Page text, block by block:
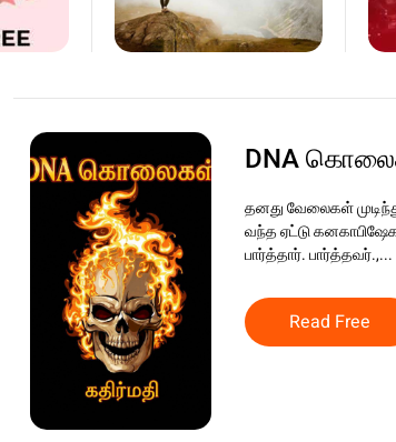
DNA
தனது வேலைகள்
வந்த ஏட்டு
பார்த்தார். பார்த்தவர்.,...
Read Free